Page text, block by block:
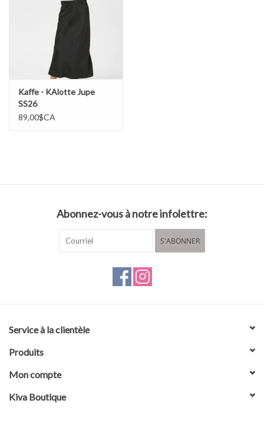
Kaffe - KAlotte Jupe
SS26
89,00$CA
Abonnez-vous à notre infolettre:
S'ABONNER
Service à la clientèle
Produits
Mon compte
Kiva Boutique